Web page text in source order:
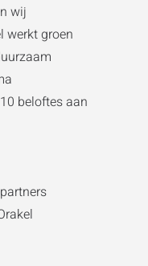
wij
werkt groen
beloftes aan